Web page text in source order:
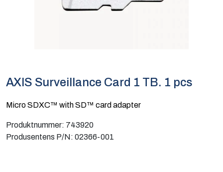
AXIS Surveillance Card 1 TB. 1 pcs
Micro SDXC™ with SD™ card adapter
Produktnummer: 743920
Produsentens P/N: 02366-001